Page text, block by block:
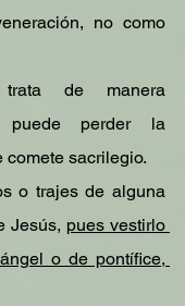
no como
de manera
puede perder la
comete sacrilegio.
o trajes de alguna
Jesús, pues vestirlo
o de pontífice,